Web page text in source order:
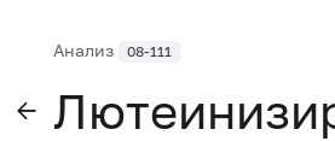
Анализ 08-111